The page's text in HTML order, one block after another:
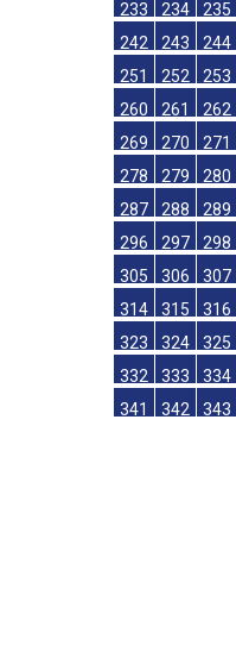
215
216 217
224
225 226
233
234 235
242
243 244
251
252 253
260
261 262
269
270 271
278
279 280
287
288 289
296
297 298
305
306 307
314
315 316
323
324 325